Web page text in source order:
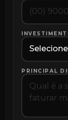
PRINCIPAL